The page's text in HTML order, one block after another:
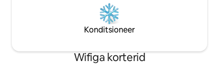
Konditsioneer
Wifiga korterid